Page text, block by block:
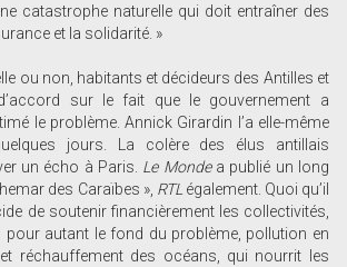
catastrophe naturelle qui doit entraîner des
et la solidarité. »
ou non, habitants et décideurs des Antilles et
sur le fait que le gouvernement a
le problème. Annick Girardin l’a elle-même
jours. La colère des élus antillais
un écho à Paris. Le Mondea publié un long
des Caraïbes », RTLégalement. Quoi qu’il
de soutenir financièrement les collectivités,
pour autant le fond du problème, pollution en
réchauffement des océans, qui nourrit les